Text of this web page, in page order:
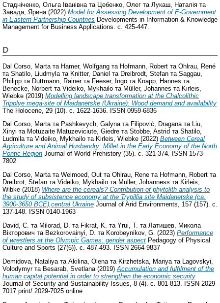
Cтадніченко, Ольга Іванівна та Цебенко, Олег та Лукаш, Наталія та
Завада, Ярина (2022) Model for Assessing Development of E-Government
in Eastern Partnership Countries Developments in Information & Knowledge
Management for Business Applications. с. 425-447.
D
Dal Corso, Marta та Hamer, Wolfgang та Hofmann, Robert та Ohlrau, René
та Shatilo, Liudmyla та Knitter, Daniel та Dreibrodt, Stefan та Saggau,
Philipp та Duttmann, Rainerта Feeser, Ingo та Knapp, Hannes та
Benecke, Norbert та Videiko, Mykhailo та Müller, Johannes та Kirleis,
Wiebke (2019) Modelling landscape transformation at the Chalcolithic
Tripolye mega-site of Maidanetske (Ukraine): Wood demand and availability
The Holocene, 29 (10). с. 1622-1636. ISSN 0959-6836
Dal Corso, Martaта Pashkevych, Galynaта Filipović, Draganaта Liu,
Xinyi та Motuzaite Matuzeviciute, Giedre та Stobbe, Astrid та Shatilo,
Ludmilaта Videiko, Mykhailo та Kirleis, Wiebke (2022) Between Cereal
Agriculture and Animal Husbandry: Millet in the Early Economy of the North
Pontic Region Journal of World Prehistory (35). с. 321-374. ISSN 1573-
7802
Dal Corso, Martaта Welmoed, Out та Ohlrau, Rene та Hofmann, Robert та
Dreibrot, Stefan та Videiko, Mykhailo та Muller, Johanness та Kirleis,
Wibke (2018) Where are the cereals? Contribution of phytolith analysis to
the study of subsistence economy at the Trypillia site Maidanetske (ca.
3900-3650 BCE),central Ukraine Journal of Arid Environments, 157 (157). с.
137-148. ISSN 0140-1963
David, C. та Milorad, D. та Fikrat, K. та Yrui, T. та Латишев, Микола
Вікторович та Bezkorovainyi, D. та Korobeynikov, G. (2023) Performance
of wrestlers at the Olympic Games: gender aspect Pedagogy of Physical
Culture and Sports (27(6)). с. 487-493. ISSN 2664-9837
Demidova, Nataliya та Akilina, Olena та Kirzhetska, Mariya та
Lagovskyi,
Volodymyrта Besarab, Svetlana (2019) Accumulation and fulfilment of the
human capital potential in order to strengthen the economic security
Journal of Security and Sustainability Issues, 8 (4). с. 801-813. ISSN 2029-
7017 print/ 2029-7025 online